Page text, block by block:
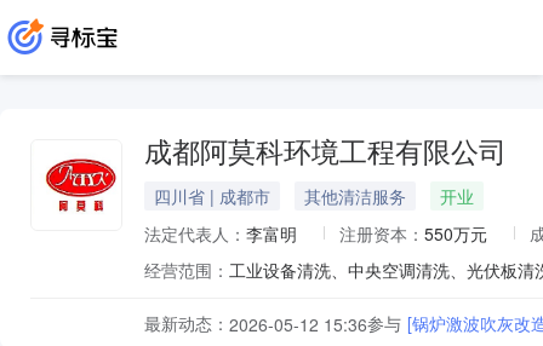
成都阿莫科环境工程有限公司
四川省 | 成都市 其他清洁服务
开业
法定代表人： 李富明 注册资本： 550万元
经营范围：
最新动态： 2026-05-12 15:36参与 [锅炉激波吹灰改